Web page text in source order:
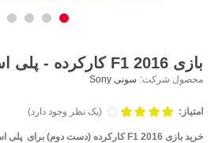
بازی F1 2016 کارکرده - پلی استیشن 4
محصول شرکت: سونی Sony
امتیاز: (یک نظر وجود دارد)
خرید بازی F1 2016 کارکرده (دست دوم) برای پلی استیشن 4